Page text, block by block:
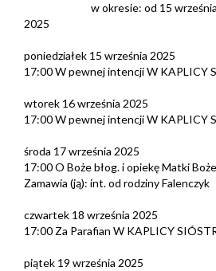
w okresie: od 15 września
2025
poniedziałek 15 września 2025
17:00 W pewnej intencji W KAPLICY
wtorek 16 września 2025
17:00 W pewnej intencji W KAPLICY
środa 17 września 2025
17:00 O Boże błog. i opiekę Matki
Zamawia (ją): int. od rodziny Falenczyk
czwartek 18 września 2025
17:00 Za Parafian W KAPLICY
piątek 19 września 2025